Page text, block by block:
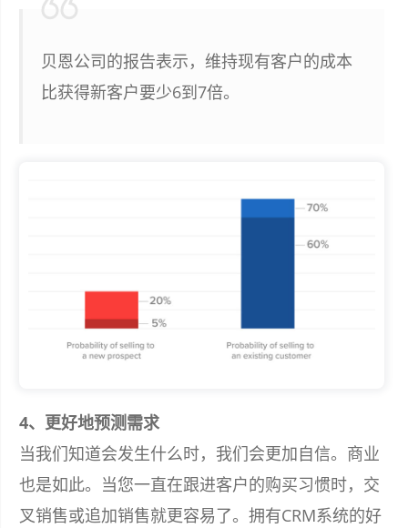
贝恩公司的报告表示，维持现有客户的成本
比获得新客户要少6到7倍。
4、更好地预测需求
当我们知道会发生什么时，我们会更加自信。商业
也是如此。当您一直在跟进客户的购买习惯时，交
叉销售或追加销售就更容易了。拥有CRM系统的好